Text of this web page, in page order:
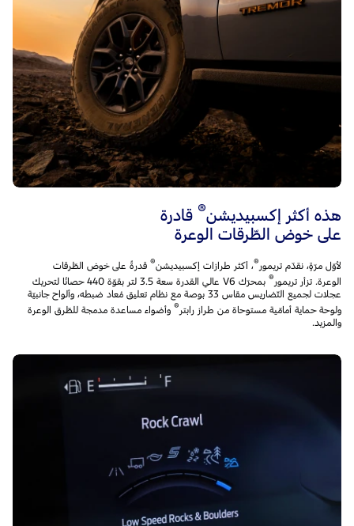
هذه أكثر إكسبيديشن® قادرة
على خوض الطّرقات الوعرة
لأوّل مرّةٍ، نقدّم تريمور®، أكثر طرازات إكسبيديشن® قدرةً على خوض الطّرقات
الوعرة. تزأر تريمور®
بمحرّك V6 عالي القدرة سعة 3.5 لتر بقوّة 440 حصانًا لتحريك
عجلات لجميع التّضاريس مقاس 33 بوصة مع نظام تعليق مُعاد ضبطه، وألواح جانبيّة
ولوحة حماية أمامّية مستوحاة من طراز رابتر ® وأضواء مساعدة مدمجة للطّرق الوعرة
والمزيد.